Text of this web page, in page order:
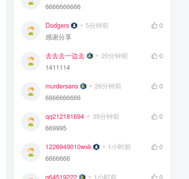
6666666666
Dodgers 5分钟前
0
感谢分享
去去去一边去 20分钟前
0
1411114
murdersans 26分钟前
0
6666666666
qq212181694 39分钟前
0
669995
1226949010wxk 1小时前
0
6666666
q64519222 1小时前
0